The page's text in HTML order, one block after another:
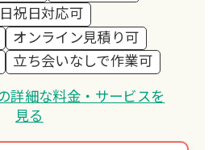
祝日対応可
オンライン見積り可
立ち会いなしで作業可
詳細な料金・サービスを
見る